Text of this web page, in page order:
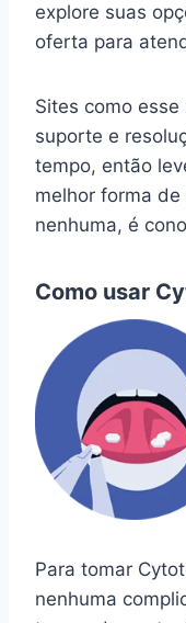
explore suas
oferta para
Sites como
suporte e
tempo, então
melhor forma
nenhuma, é
Como usar
Para tomar
nenhuma